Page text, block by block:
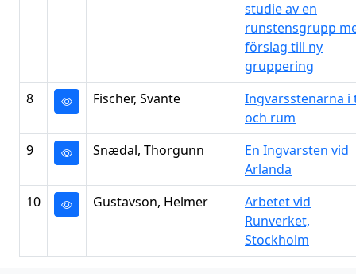
studie av en
runstensgrupp
förslag till ny
gruppering
8
Fischer, Svante
Ingvarsstenarna i
och rum
9
Snædal, Thorgunn
En Ingvarsten vid
Arlanda
10
Gustavson, Helmer
Arbetet vid
Runverket,
Stockholm